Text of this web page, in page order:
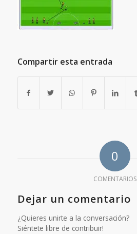
Compartir esta entrada
0
COMENTARIOS
Dejar un comentario
¿Quieres unirte a la conversación?
Siéntete libre de contribuir!